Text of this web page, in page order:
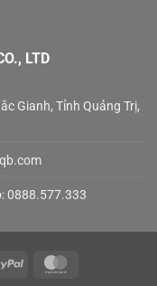
LTD
Gianh, Tỉnh Quảng Trị,
0888.577.333
PayPal